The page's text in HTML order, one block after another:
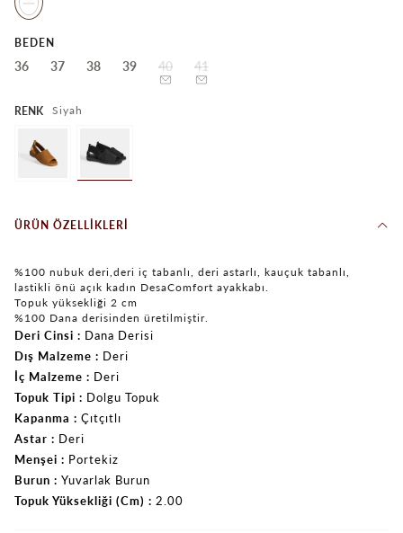
BEDEN
36 37 38 39 40 41
RENK Siyah
ÜRÜN ÖZELLIKLERI
%100 nubuk deri,deri iç tabanlı, deri astarlı, kauçuk tabanlı,
lastikli önü açık kadın DesaComfort ayakkabı.
Topuk yüksekliği 2 cm
%100 Dana derisinden üretilmiştir.
Deri Cinsi
Dana Derisi
Dış Malzeme
Deri
İç Malzeme
Deri
Topuk Tipi
Dolgu Topuk
Kapanma
Çıtçıtlı
Astar
Deri
Menşei
Portekiz
Burun
Yuvarlak Burun
Topuk Yüksekliği (Cm)
2.00